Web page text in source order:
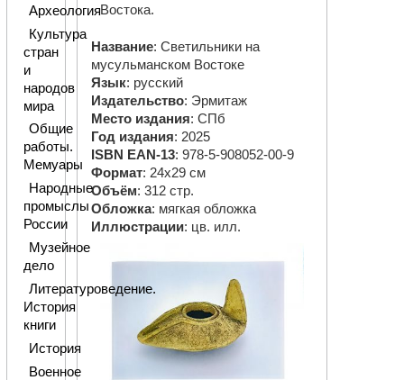
Востока.
Название: Светильники на
мусульманском Востоке
Язык: русский
Издательство: Эрмитаж
Место издания: СПб
Год издания: 2025
ISBN EAN-13: 978-5-908052-00-9
Формат: 24х29 см
Объём: 312 стр.
Обложка: мягкая обложка
Иллюстрации: цв. илл.
Археология
Культура
стран
и
народов
мира
Общие
работы.
Мемуары
Народные
промыслы
России
Музейное
дело
Литературоведение.
История
книги
История
Военное